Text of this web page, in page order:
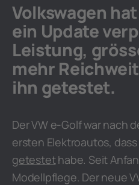
Volkswagen
ein Update
Leistung,
mehr
ihn getestet.
Der VW e-Golf war nach
ersten Elektroautos, dass
getestethabe. Seit
Modellpflege. Der neue